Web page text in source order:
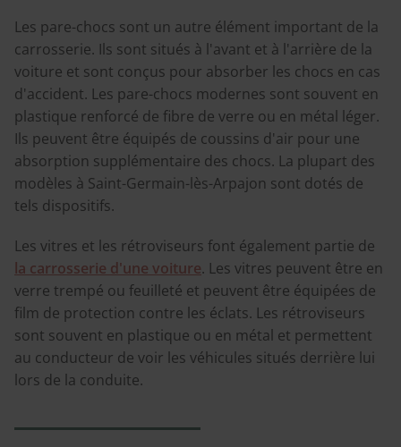
Les pare-chocs sont un autre élément important de la
carrosserie. Ils sont situés à l'avant et à l'arrière de la
voiture et sont conçus pour absorber les chocs en cas
d'accident. Les pare-chocs modernes sont souvent en
plastique renforcé de fibre de verre ou en métal léger.
Ils peuvent être équipés de coussins d'air pour une
absorption supplémentaire des chocs. La plupart des
modèles à Saint-Germain-lès-Arpajon sont dotés de
tels dispositifs.
Les vitres et les rétroviseurs font également partie de
la carrosserie d'une voiture. Les vitres peuvent être en
verre trempé ou feuilleté et peuvent être équipées de
film de protection contre les éclats. Les rétroviseurs
sont souvent en plastique ou en métal et permettent
au conducteur de voir les véhicules situés derrière lui
lors de la conduite.